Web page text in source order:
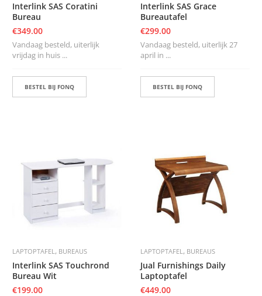
Interlink SAS Coratini
Bureau
€349.00
Vandaag besteld, uiterlijk
vrijdag in huis ...
BESTEL BIJ FONQ
Interlink SAS Grace
Bureautafel
€299.00
Vandaag besteld, uiterlijk 27
april in ...
BESTEL BIJ FONQ
LAPTOPTAFEL, BUREAUS
Interlink SAS Touchrond
Bureau Wit
€199.00
LAPTOPTAFEL, BUREAUS
Jual Furnishings Daily
Laptoptafel
€449.00